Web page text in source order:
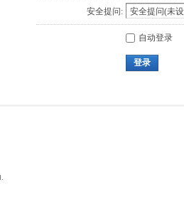
安全提问:
自动登录
登录